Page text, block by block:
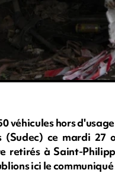
véhicules hors
(Sudec) ce mardi
retirés à Saint-
ici le